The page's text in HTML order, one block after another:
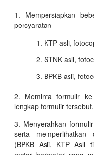
Mempersiapkan
persyaratan
KTP asli,
STNK asli,
BPKB asli,
Meminta formulir
lengkap formulir tersebut.
Menyerahkan
serta memperlihatkan
(BPKB Asli, KTP Asli